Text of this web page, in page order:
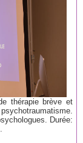
thérapie brève et
Durée: